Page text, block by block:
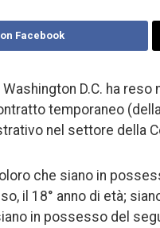
Facebook
Washington D.C. ha
temporaneo
nel settore della
che siano in
il 18° anno di età;
in possesso del